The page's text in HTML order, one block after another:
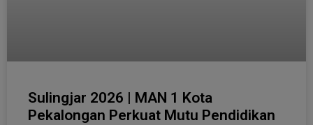
Sulingjar 2026 | MAN 1 Kota
Pekalongan Perkuat Mutu Pendidikan